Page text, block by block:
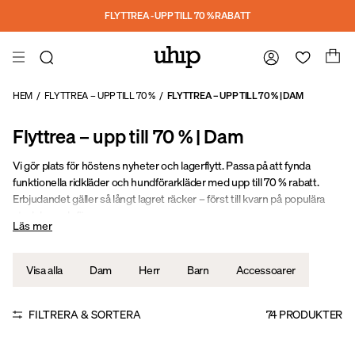
Hoppa till huvudinnehållFLYTTREA - UPP TILL 70 % RABATT
HEM / FLYTTREA – UPP TILL 70 % / FLYTTREA – UPP TILL 70 % | DAM
Flyttrea – upp till 70 % | Dam
Vi gör plats för höstens nyheter och lagerflytt. Passa på att fynda
funktionella ridkläder och hundförarkläder med upp till 70 % rabatt.
Erbjudandet gäller så långt lagret räcker – först till kvarn på populära
Läs mer
Visa alla Dam Herr Barn Accessoarer
FILTRERA & SORTERA 74 PRODUKTER